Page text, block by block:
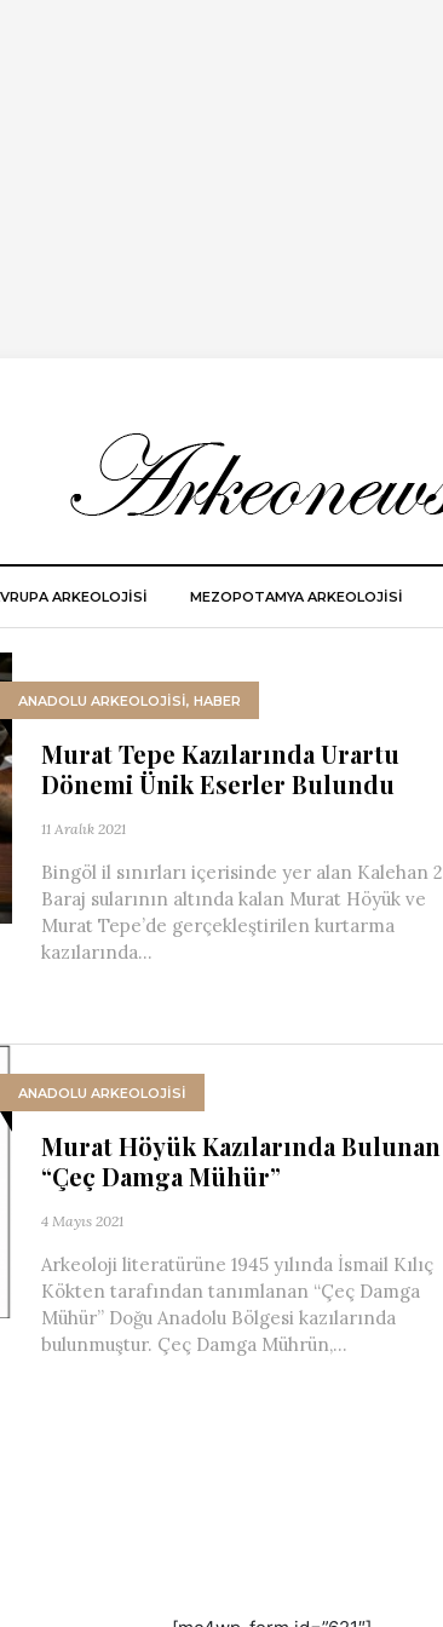
ARKEOLOJISI MEZOPOTAMYA ARKEOLOJISI
ANADOLU ARKEOLOJİSİ, HABER
Murat Tepe Kazılarında Urartu
Dönemi Ünik Eserler Bulundu
11 Aralık 2021
Bingöl il sınırları içerisinde yer alan Kalehan 2
Baraj sularının altında kalan Murat Höyük ve
Murat Tepe’de gerçekleştirilen kurtarma
kazılarında...
ANADOLU ARKEOLOJİSİ
Murat Höyük Kazılarında Bulunan
“Çeç Damga Mühür”
4 Mayıs 2021
Arkeoloji literatürüne 1945 yılında İsmail Kılıç
Kökten tarafından tanımlanan “Çeç Damga
Mühür” Doğu Anadolu Bölgesi kazılarında
bulunmuştur. Çeç Damga Mührün,...